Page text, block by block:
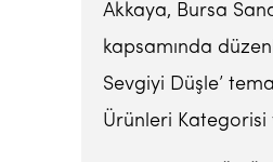
Akkaya, Bursa
kapsamında
Sevgiyi Düşle’
Ürünleri Kategorisi